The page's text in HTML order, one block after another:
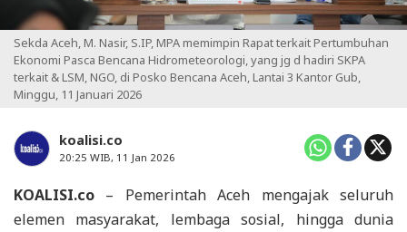
Sekda Aceh, M. Nasir, S.IP, MPA memimpin Rapat terkait Pertumbuhan
Ekonomi Pasca Bencana Hidrometeorologi, yang jg d hadiri SKPA
terkait & LSM, NGO, di Posko Bencana Aceh, Lantai 3 Kantor Gub,
Minggu, 11 Januari 2026
koalisi.co
20:25 WIB, 11 Jan 2026
KOALISI.co – Pemerintah Aceh mengajak seluruh
elemen masyarakat, lembaga sosial, hingga dunia